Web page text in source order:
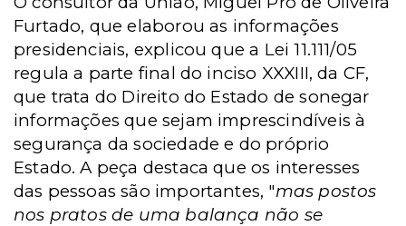
Furtado, que elaborou as informações
presidenciais, explicou que a Lei 11.111/05
regula a parte final do inciso XXXIII, da CF,
que trata do Direito do Estado de sonegar
informações que sejam imprescindíveis à
segurança da sociedade e do próprio
Estado. A peça destaca que os interesses
das pessoas são importantes, "mas postos
nos pratos de uma balança não se